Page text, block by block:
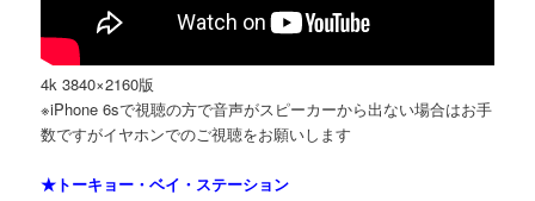
4k 3840×2160版
※iPhone 6sで視聴の方で音声がスピーカーから出ない場合はお手
数ですがイヤホンでのご視聴をお願いします
★トーキョー・ベイ・ステーション